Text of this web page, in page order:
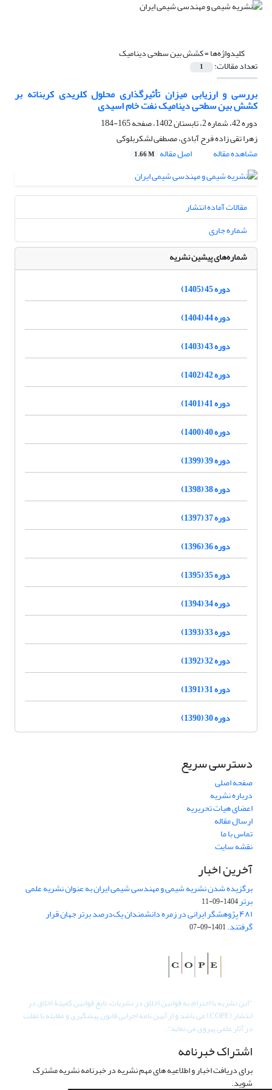
کلیدواژه‌ها =کشش بین سطحی دینامیک
تعداد مقالات: 1
بررسی و ارزیابی میزان تأثیرگذاری محلول کلریدی کربناته بر
کشش بین سطحی دینامیک نفت خام اسیدی
دوره 42، شماره 2، تابستان 1402، صفحه
165-184
زهرا تقی زاده فرح آبادی، مصطفی لشکربلوکی
مشاهده مقاله
اصل مقاله 1.66 M
مقالات آماده انتشار
شماره جاری
شماره‌های پیشین نشریه
دوره 45 (1405)
دوره 44 (1404)
دوره 43 (1403)
دوره 42 (1402)
دوره 41 (1401)
دوره 40 (1400)
دوره 39 (1399)
دوره 38 (1398)
دوره 37 (1397)
دوره 36 (1396)
دوره 35 (1395)
دوره 34 (1394)
دوره 33 (1393)
دوره 32 (1392)
دوره 31 (1391)
دوره 30 (1390)
دسترسی سریع
صفحه اصلی
درباره نشریه
اعضای هیات تحریریه
ارسال مقاله
تماس با ما
نقشه سایت
آخرین اخبار
برگزیده شدن نشریه شیمی و مهندسی شیمی ایران به عنوان نشریه علمی
برتر1404-09-11
۴۸۱ پژوهشگر ایرانی در زمره دانشمندان یک‌درصد برتر جهان قرار
گرفتند.1401-09-07
"این نشریه با احترام به قوانین اخلاق در نشریات، تابع قوانین کمیتۀ اخلاق در
انتشار (COPE) می باشد و از آیین نامه اجرایی قانون پیشگیری و مقابله با تقلب
در آثار علمی پیروی می نماید".
اشتراک خبرنامه
برای دریافت اخبار و اطلاعیه های مهم نشریه در خبرنامه نشریه مشترک
شوید.